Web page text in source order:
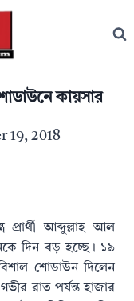
কায়সার
19, 2018
প্রার্থী আব্দুল্লাহ আল
দিন বড় হচ্ছে। ১৯
শোডাউন দিলেন
রাত পর্যন্ত হাজার